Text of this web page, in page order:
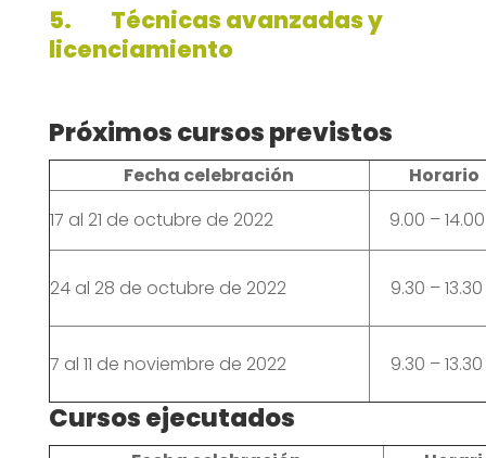
5. Técnicas avanzadas y
licenciamiento
Próximos cursos previstos
Fecha celebración
Horario
17 al 21 de octubre de 2022
9.00 –
24 al 28 de octubre de 2022 9.30 –
7 al 11 de noviembre de 2022 9.30 –
Cursos ejecutados